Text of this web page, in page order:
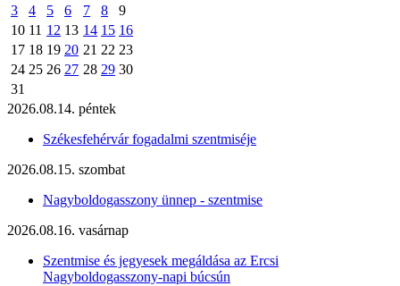
3
4 5 6 7 8
9
10 11 12 13 14 15 16
17 18 19 20 21 22 23
24 25 26 27 28 29 30
31
2026.08.14. péntek
Székesfehérvár fogadalmi szentmiséje
2026.08.15. szombat
Nagyboldogasszony ünnep - szentmise
2026.08.16. vasárnap
Szentmise és jegyesek megáldása az Ercsi
Nagyboldogasszony-napi búcsún